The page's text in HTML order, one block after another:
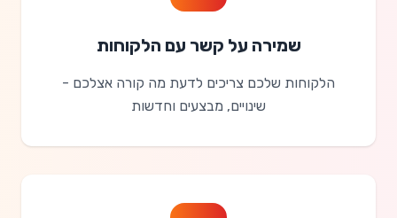
שמירה על קשר עם הלקוחות
הלקוחות שלכם צריכים לדעת מה קורה אצלכם -
שינויים, מבצעים וחדשות